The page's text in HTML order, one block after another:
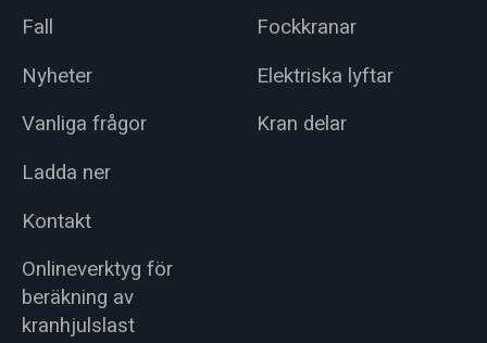
Fall
Nyheter
Vanliga frågor
Ladda ner
Kontakt
Onlineverktyg för
beräkning av
kranhjulslast
Fockkranar
Elektriska lyftar
Kran delar